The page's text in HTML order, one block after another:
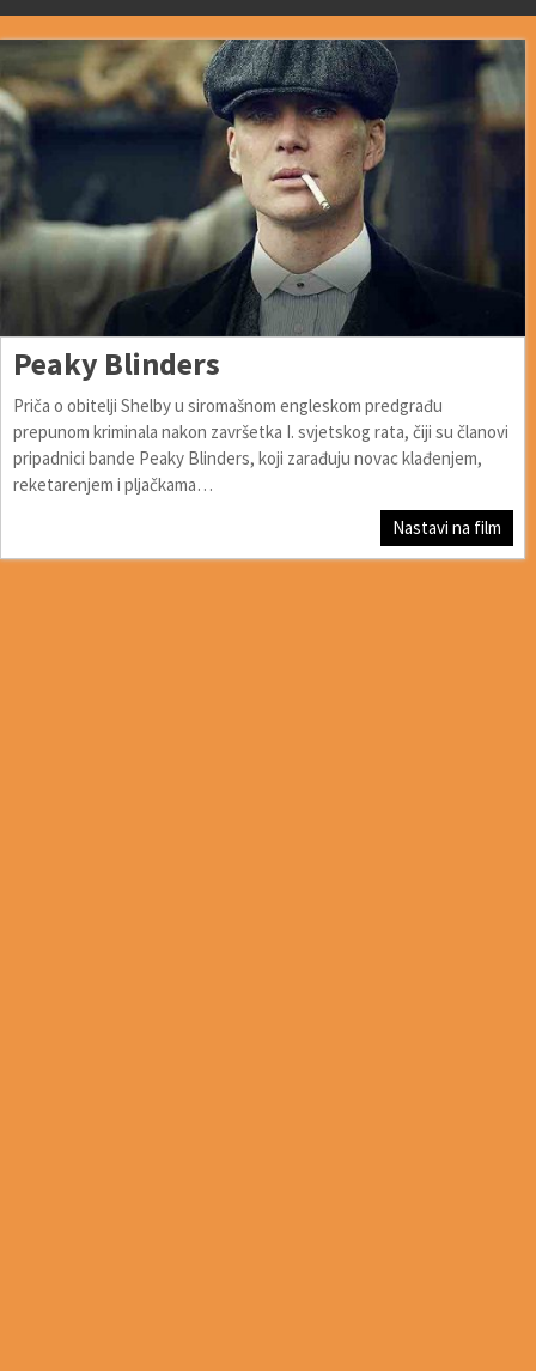
Peaky Blinders
Priča o obitelji Shelby u siromašnom engleskom predgrađu
prepunom kriminala nakon završetka I. svjetskog rata, čiji su članovi
pripadnici bande Peaky Blinders, koji zarađuju novac klađenjem,
reketarenjem i pljačkama…
Nastavi na film